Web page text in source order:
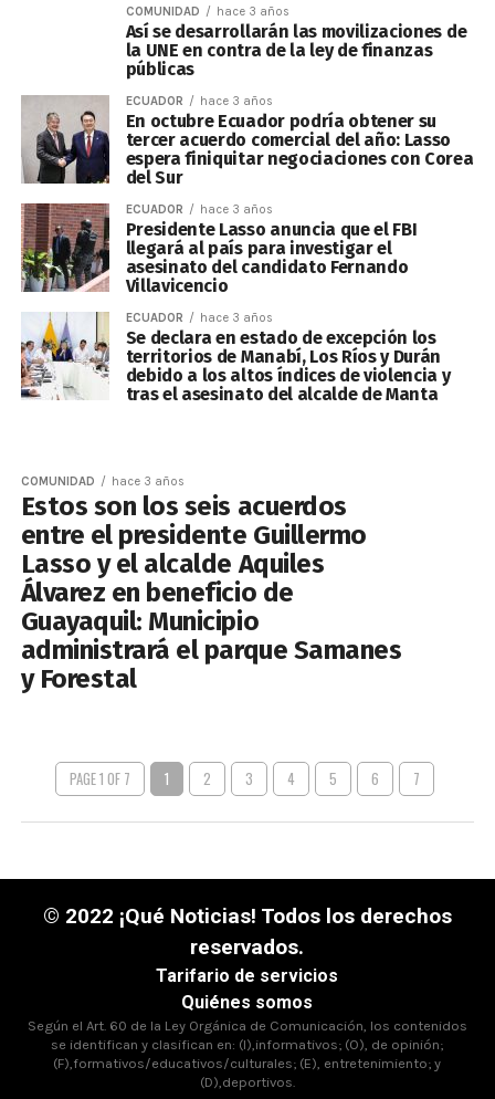
COMUNIDAD hace 3 años
Así se desarrollarán las movilizaciones de
la UNE en contra de la ley de finanzas
públicas
ECUADOR hace 3 años
En octubre Ecuador podría obtener su
tercer acuerdo comercial del año: Lasso
espera finiquitar negociaciones con Corea
del Sur
ECUADOR hace 3 años
Presidente Lasso anuncia que el FBI
llegará al país para investigar el
asesinato del candidato Fernando
Villavicencio
ECUADOR hace 3 años
Se declara en estado de excepción los
territorios de Manabí, Los Ríos y Durán
debido a los altos índices de violencia y
tras el asesinato del alcalde de Manta
COMUNIDAD hace 3 años
Estos son los seis acuerdos
entre el presidente Guillermo
Lasso y el alcalde Aquiles
Álvarez en beneficio de
Guayaquil: Municipio
administrará el parque Samanes
y Forestal
PAGE 1 OF 7 1 2 3 4 5 6 7
© 2022 ¡Qué Noticias! Todos los derechos
reservados.
Tarifario de servicios
Quiénes somos
Según el Art. 60 de la Ley Orgánica de Comunicación, los contenidos
se identifican y clasifican en: (I),informativos; (O), de opinión;
(F),formativos/educativos/culturales; (E), entretenimiento; y
(D),deportivos.